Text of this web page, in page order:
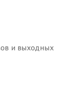
и выходных